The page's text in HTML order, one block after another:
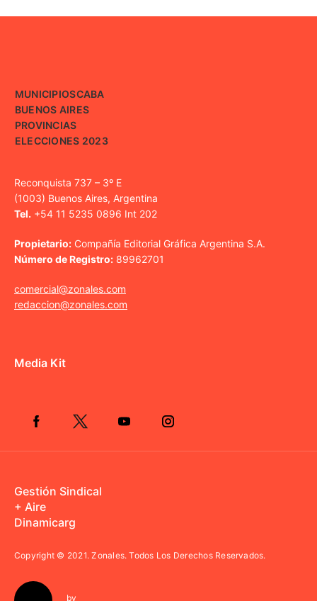
MUNICIPIOSCABA
BUENOS AIRES
PROVINCIAS
ELECCIONES 2023
Reconquista 737 – 3º E
(1003) Buenos Aires, Argentina
Tel. +54 11 5235 0896 Int 202
Propietario: Compañía Editorial Gráfica Argentina S.A.
Número de Registro: 89962701
comercial@zonales.com
redaccion@zonales.com
Media Kit
Gestión Sindical
+ Aire
Dinamicarg
Copyright © 2021.Zonales. Todos Los Derechos Reservados.
by